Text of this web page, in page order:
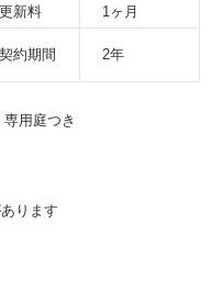
更新料
1ヶ月
契約期間 2年
用庭つき
ります